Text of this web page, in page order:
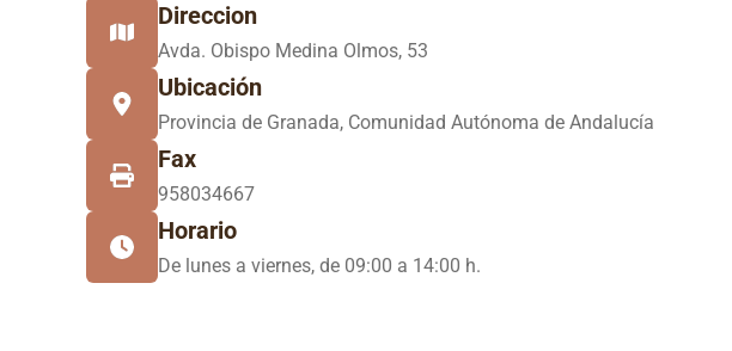
Direccion
Avda. Obispo Medina Olmos, 53
Ubicación
Provincia de Granada, Comunidad Autónoma de Andalucía
Fax
958034667
Horario
De lunes a viernes, de 09:00 a 14:00 h.